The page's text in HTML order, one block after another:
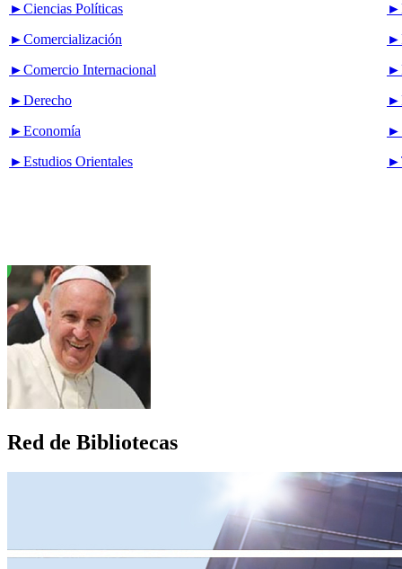
►Ciencias Políticas
►Comercialización
►Comercio Internacional
►Derecho
►Economía
►Estudios Orientales
Red de Bibliotecas